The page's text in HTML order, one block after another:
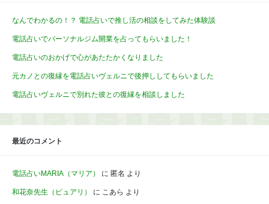
なんでわかるの！？ 電話占いで推し活の相談をしてみた体験談
電話占いでパーソナルジム開業を占ってもらいました！
電話占いのおかげで心があたたかくなりました
元カノとの復縁を電話占いヴェルニで後押ししてもらいました
電話占いヴェルニで別れた彼との復縁を相談しました
最近のコメント
電話占いMARIA（マリア） に 匿名 より
和花奈先生（ピュアリ） に こあら より